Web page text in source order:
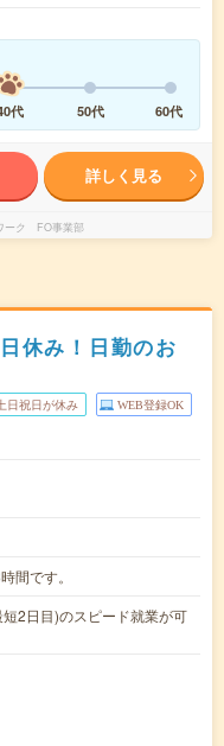
代 50代 60代
詳しく見る
ーク FO事業部
休み！日勤のお
日祝日が休み WEB登録OK
間です。
2日目)のスピード就業が可